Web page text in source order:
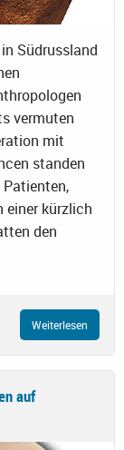
Südrussland
vermuten
mit
standen
einer kürzlich
den
Weiterlesen
auf